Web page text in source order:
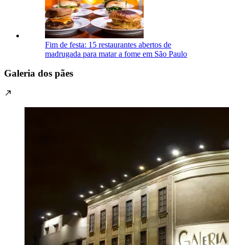
Fim de festa: 15 restaurantes abertos de
madrugada para matar a fome em São Paulo
Galeria dos pães